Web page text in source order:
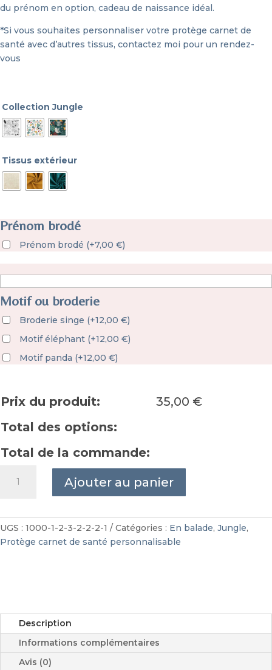
du prénom en option, cadeau de naissance idéal.
*Si vous souhaites personnaliser votre protège carnet de
santé avec d’autres tissus, contactez moi pour un rendez-
vous
Collection Jungle
Tissus extérieur
Prénom brodé
Prénom brodé (+7,00 €)
Motif ou broderie
Broderie singe (+12,00 €)
Motif éléphant (+12,00 €)
Motif panda (+12,00 €)
Prix du produit: 35,00 €
Total des options:
Total de la commande:
de
santé
Ajouter au panier
UGS : 1000-1-2-3-2-2-2-1 Catégories : En balade, Jungle,
Protège carnet de santé personnalisable
Description
Informations complémentaires
Avis (0)